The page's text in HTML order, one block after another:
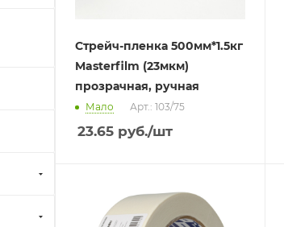
Стрейч-пленка 500мм*1.5кг
Masterfilm (23мкм)
прозрачная, ручная
Мало Арт.: 103/75
23.65 руб./шт